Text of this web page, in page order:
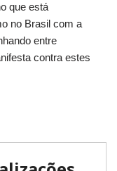
que está
no Brasil com a
entre
contra estes